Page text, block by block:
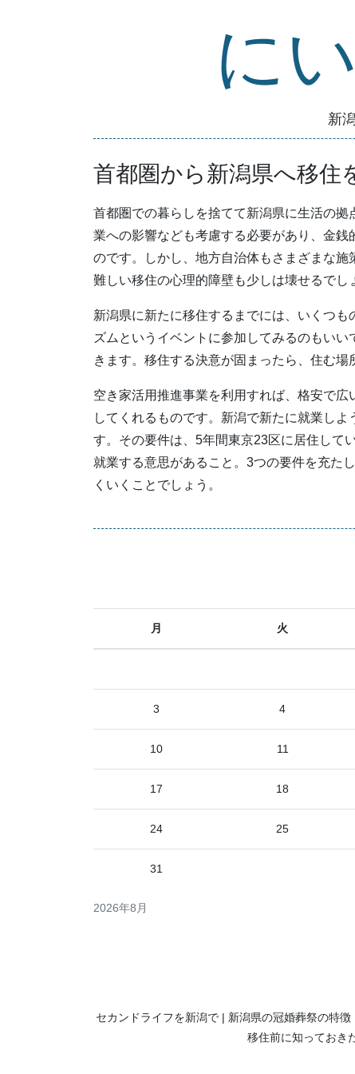
に
新
首都圏から新潟県へ移住
首都圏での暮らしを捨てて新潟県に生活の
業への影響なども考慮する必要があり、金
のです。しかし、地方自治体もさまざまな施
難しい移住の心理的障壁も少しは壊せるでし
新潟県に新たに移住するまでには、いくつ
ズムというイベントに参加してみるのもい
きます。移住する決意が固まったら、住む場
空き家活用推進事業を利用すれば、格安で
してくれるものです。新潟で新たに就業し
す。その要件は、5年間東京23区に居住して
就業する意思があること。3つの要件を充た
くいくことでしょう。
2026年8月
月 火
3 4
10 11
17 18
24 25
31
セカンドライフを新潟で 新潟県の冠婚葬祭の特徴
移住前に知っておき